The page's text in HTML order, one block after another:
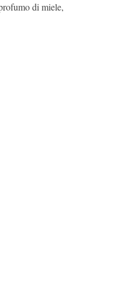
di miele,